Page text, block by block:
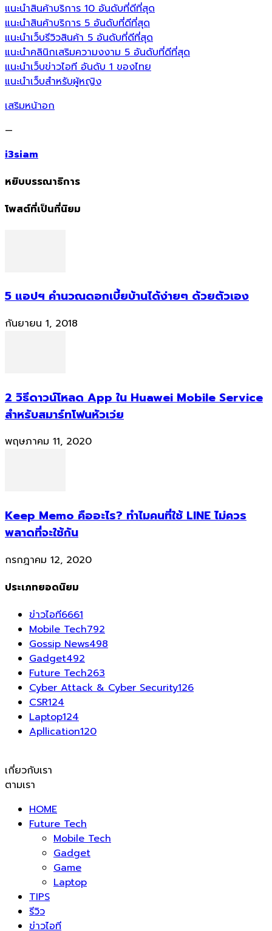
แนะนำสินค้าบริการ 10 อันดับที่ดีที่สุด
แนะนำสินค้าบริการ 5 อันดับที่ดีที่สุด
แนะนำเว็บรีวิวสินค้า 5 อันดับที่ดีที่สุด
แนะนำคลินิกเสริมความงงาม 5 อันดับที่ดีที่สุด
แนะนำเว็บข่าวไอที อันดับ 1 ของไทย
แนะนำเว็บสำหรับผู้หญิง
เสริมหน้าอก
—
i3siam
หยิบบรรณาธิการ
โพสต์ที่เป็นที่นิยม
5 แอปฯ คำนวณดอกเบี้ยบ้านได้ง่ายๆ ด้วยตัวเอง
กันยายน 1, 2018
2 วิธีดาวน์โหลด App ใน Huawei Mobile Service
สำหรับสมาร์ทโฟนหัวเว่ย
พฤษภาคม 11, 2020
Keep Memo คืออะไร? ทำไมคนที่ใช้ LINE ไม่ควร
พลาดที่จะใช้กัน
กรกฎาคม 12, 2020
ประเภทยอดนิยม
ข่าวไอที6661
Mobile Tech792
Gossip News498
Gadget492
Future Tech263
Cyber Attack & Cyber Security126
CSR124
Laptop124
Apllication120
เกี่ยวกับเรา
ตามเรา
HOME
Future Tech
Mobile Tech
Gadget
Game
Laptop
TIPS
รีวิว
ข่าวไอที